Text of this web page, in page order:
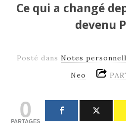
Ce qui a changé
devenu
Posté dans Notes
Neo
0
PARTAGES